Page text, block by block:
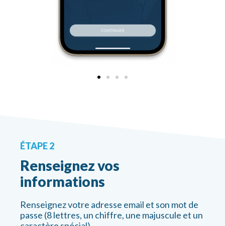
ÉTAPE 2
Renseignez vos
informations
Renseignez votre adresse email et son mot de
passe (8 lettres, un chiffre, une majuscule et un